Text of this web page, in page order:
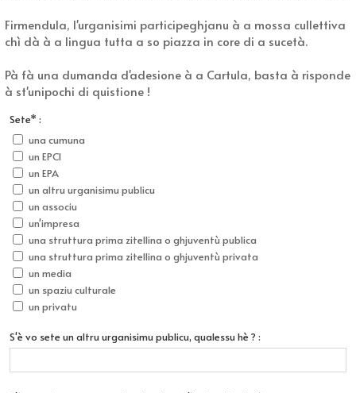
Firmendula, l'urganisimi participeghjanu à a mossa cullettiva
chì dà à a lingua tutta a so piazza in core di a sucetà.
Pà fà una dumanda d'adesione à a Cartula, basta à risponde
à st'unipochi di quistione !
Sete* :
una cumuna
un EPCI
un EPA
un altru urganisimu publicu
un associu
un'impresa
una struttura prima zitellina o ghjuventù publica
una struttura prima zitellina o ghjuventù privata
un media
un spaziu culturale
un privatu
S'è vo sete un altru urganisimu publicu, qualessu hè ? :